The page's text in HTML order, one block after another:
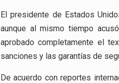
El presidente de Estados
aunque al mismo tiempo
aprobado completamente el
sanciones y las garantías de
De acuerdo con reportes